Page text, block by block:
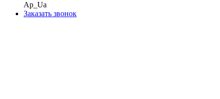
Ap_Ua
Заказать звонок